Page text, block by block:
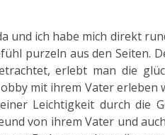
und ich habe mich direkt
purzeln aus den Seiten.
erlebt man die
mit ihrem Vater erleben
Leichtigkeit durch die
von ihrem Vater und